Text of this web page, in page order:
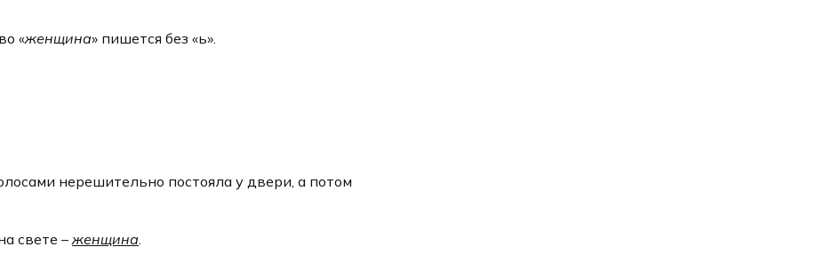
«женщина» пишется без «ь».
нерешительно постояла у двери, а потом
свете – женщина